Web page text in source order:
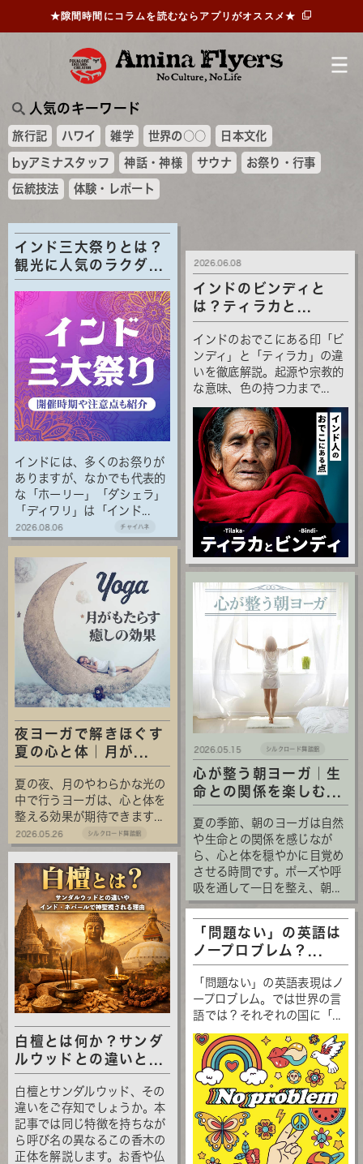
人気のキーワード
旅行記 ハワイ 雑学 世界の○○ 日本文化
byアミナスタッフ 神話・神様 サウナ お祭り・行事
伝統技法 体験・レポート
★隙間時間にコラムを読むならアプリがオススメ★
インド三大祭りとは？
観光に人気のラクダ...
インドには、多くのお祭りが
ありますが、なかでも代表的
な「ホーリー」「ダシェラ」
「ディワリ」は「インド...
2026.08.06 チャイハネ
インドのビンディと
は？ティラカと...
インドのおでこにある印「ビ
ンディ」と「ティラカ」の違
いを徹底解説。起源や宗教的
な意味、色の持つ力まで...
2026.06.08
夜ヨーガで解きほぐす
夏の心と体｜月が...
夏の夜、月のやわらかな光の
中で行うヨーガは、心と体を
整える効果が期待できます...
2026.05.26 シルクロード舞踏館
心が整う朝ヨーガ｜生
命との関係を楽しむ...
夏の季節、朝のヨーガは自然
や生命との関係を感じなが
ら、心と体を穏やかに目覚め
させる時間です。ポーズや呼
吸を通して一日を整え、朝...
2026.05.15 シルクロード舞踏館
白檀とは何か？サンダ
ルウッドとの違いと...
白檀とサンダルウッド、その
違いをご存知でしょうか。本
記事では同じ特徴を持ちなが
ら呼び名の異なるこの香木の
正体を解説します。お香や仏
「問題ない」の英語は
ノープロブレム？...
「問題ない」の英語表現はノ
ープロブレム。では世界の言
語では？それぞれの国に「...